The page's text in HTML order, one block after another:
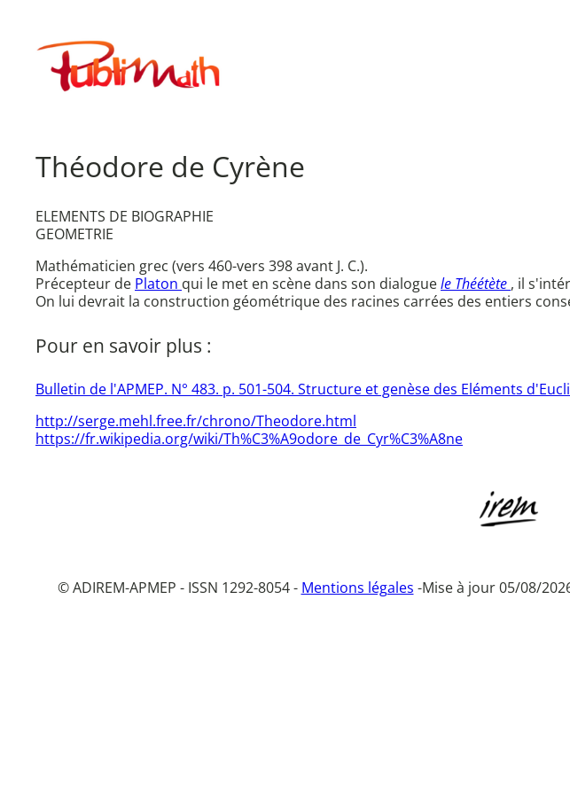
contenuPublimath
Théodore de Cyrène
ELEMENTS DE BIOGRAPHIE
GEOMETRIE
Mathématicien grec (vers 460-vers 398 avant J. C.).
Précepteur de Platon qui le met en scène dans son dialoguele Théétète , il
On lui devrait la construction géométrique des racines carrées des entiers
Pour en savoir plus :
Bulletin de l'APMEP. N° 483. p. 501-504. Structure et genèse des Eléments
http://serge.mehl.free.fr/chrono/Theodore.html
https://fr.wikipedia.org/wiki/Th%C3%A9odore_de_Cyr%C3%A8ne
© ADIREM-APMEP - ISSN 1292-8054 - Mentions légales -Mise à jour 05/08/